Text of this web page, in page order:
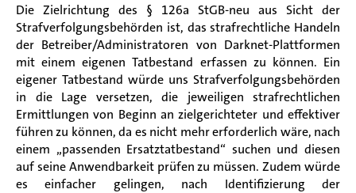
Die Zielrichtung des § 126a StGB-neu aus Sicht der
Strafverfolgungsbehörden ist, das strafrechtliche Handeln
der Betreiber/Administratoren von Darknet-Plattformen
mit einem eigenen Tatbestand erfassen zu können. Ein
eigener Tatbestand würde uns Strafverfolgungsbehörden
in die Lage versetzen, die jeweiligen strafrechtlichen
Ermittlungen von Beginn an zielgerichteter und effektiver
führen zu können, da es nicht mehr erforderlich wäre, nach
einem „passenden Ersatztatbestand“ suchen und diesen
auf seine Anwendbarkeit prüfen zu müssen. Zudem würde
es einfacher gelingen, nach Identifizierung der